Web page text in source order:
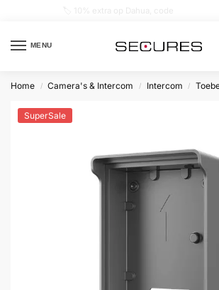
MENU
product…
Home / Camera's & Intercom / Intercom /
SuperSale